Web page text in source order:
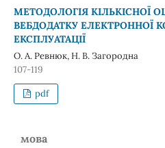
МЕТОДОЛОГІЯ КІЛЬКІСНОЇ
ВЕБДОДАТКУ ЕЛЕКТРОННОЇ
ЕКСПЛУАТАЦІЇ
О. А. Ревнюк, Н. В. Загородна
107-119
pdf
мова